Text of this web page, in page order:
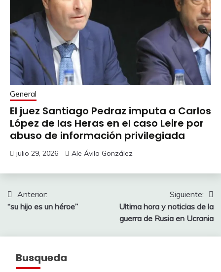
General
El juez Santiago Pedraz imputa a Carlos
López de las Heras en el caso Leire por
abuso de información privilegiada
julio 29, 2026 Ale Ávila González
Navegación
de
Anterior:
“su hijo es un héroe”
Siguiente:
Ultima hora y noticias de la
guerra de Rusia en Ucrania
Busqueda